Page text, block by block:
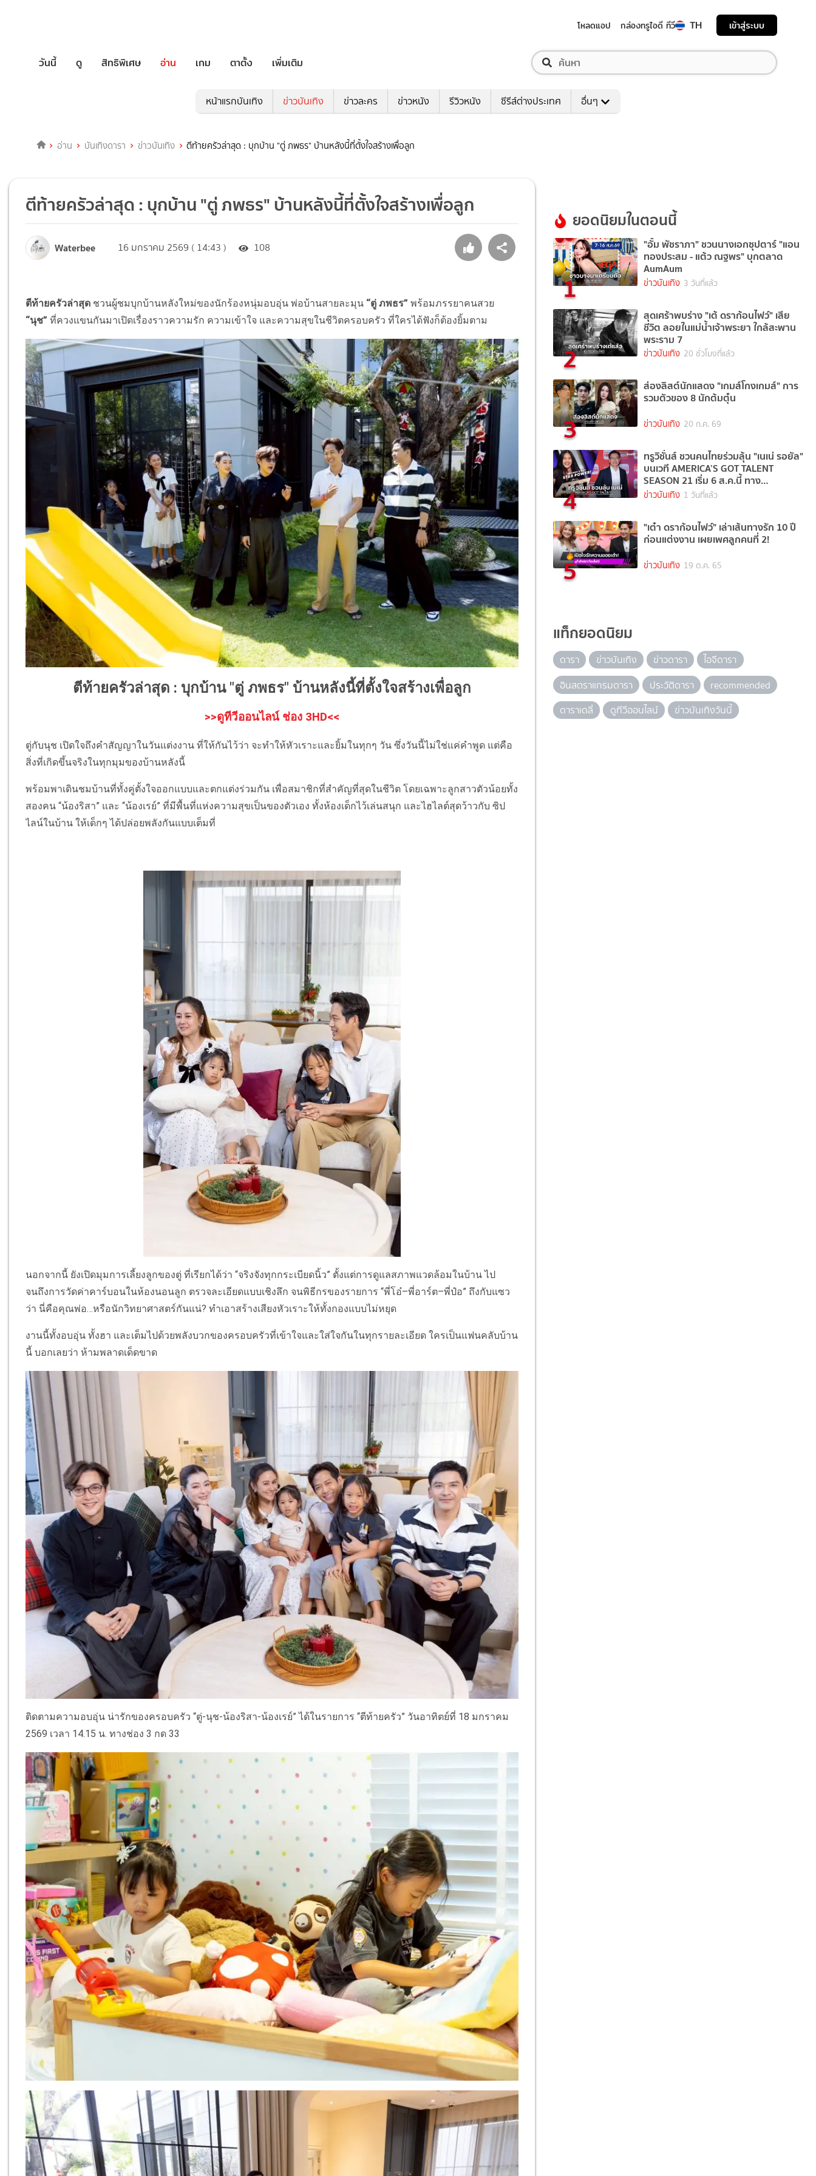
โหลดแอป กล่องทรูไอดี ทีวี TH เข้าสู่ระบบ
วันนี้ ดู สิทธิพิเศษ อ่าน เกม ตาตั้ง เพิ่มเติม
หน้าแรกบันเทิง ข่าวบันเทิง ข่าวละคร ข่าวหนัง รีวิวหนัง ซีรีส์ต่างประเทศ อื่นๆ
อ่าน บันเทิงดารา ข่าวบันเทิง ตีท้ายครัวล่าสุด : บุกบ้าน "ตู่ ภพธร" บ้านหลังนี้ที่ตั้งใจสร้างเพื่อลูก
ตีท้ายครัวล่าสุด : บุกบ้าน "ตู่ ภพธร" บ้านหลังนี้ที่ตั้งใจสร้างเพื่อลูก
Waterbee 16 มกราคม 2569 ( 14:43 ) 108
ตีท้ายครัวล่าสุด ชวนผู้ชมบุกบ้านหลังใหม่ของนักร้องหนุ่มอบอุ่น พ่อบ้านสายละมุน “ตู่ ภพธร” พร้อมภรรยาคนสวย
“นุช” ที่ควงแขนกันมาเปิดเรื่องราวความรัก ความเข้าใจ และความสุขในชีวิตครอบครัว ที่ใครได้ฟังก็ต้องยิ้มตาม
ตีท้ายครัวล่าสุด : บุกบ้าน "ตู่ ภพธร" บ้านหลังนี้ที่ตั้งใจสร้างเพื่อลูก
>>ดูทีวีออนไลน์ ช่อง 3HD<<
ตู่กับนุช เปิดใจถึงคำสัญญาในวันแต่งงาน ที่ให้กันไว้ว่า จะทำให้หัวเราะและยิ้มในทุกๆ วัน ซึ่งวันนี้ไม่ใช่แค่คำพูด แต่คือ
สิ่งที่เกิดขึ้นจริงในทุกมุมของบ้านหลังนี้
พร้อมพาเดินชมบ้านที่ทั้งคู่ตั้งใจออกแบบและตกแต่งร่วมกัน เพื่อสมาชิกที่สำคัญที่สุดในชีวิต โดยเฉพาะลูกสาวตัวน้อยทั้ง
สองคน “น้องริสา” และ “น้องเรย์” ที่มีพื้นที่แห่งความสุขเป็นของตัวเอง ทั้งห้องเด็กไว้เล่นสนุก และไฮไลต์สุดว้าวกับ ซิป
ไลน์ในบ้าน ให้เด็กๆ ได้ปล่อยพลังกันแบบเต็มที่
นอกจากนี้ ยังเปิดมุมการเลี้ยงลูกของตู่ ที่เรียกได้ว่า “จริงจังทุกกระเบียดนิ้ว” ตั้งแต่การดูแลสภาพแวดล้อมในบ้าน ไป
จนถึงการวัดค่าคาร์บอนในห้องนอนลูก ตรวจละเอียดแบบเชิงลึก จนพิธีกรของรายการ “พี่โอ๋–พี่อาร์ต–พี่ป๋อ” ถึงกับแซว
ว่า นี่คือคุณพ่อ…หรือนักวิทยาศาสตร์กันแน่? ทำเอาสร้างเสียงหัวเราะให้ทั้งกองแบบไม่หยุด
งานนี้ทั้งอบอุ่น ทั้งฮา และเต็มไปด้วยพลังบวกของครอบครัวที่เข้าใจและใส่ใจกันในทุกรายละเอียด ใครเป็นแฟนคลับบ้าน
นี้ บอกเลยว่า ห้ามพลาดเด็ดขาด
ติดตามความอบอุ่น น่ารักของครอบครัว “ตู่-นุช-น้องริสา-น้องเรย์” ได้ในรายการ “ตีท้ายครัว” วันอาทิตย์ที่ 18 มกราคม
2569 เวลา 14.15 น. ทางช่อง 3 กด 33
ยอดนิยมในตอนนี้
1
"อั้ม พัชราภา" ชวนนางเอกซุปตาร์ "แอน
ทองประสม - แต้ว ณฐพร" บุกตลาด
AumAum
ข่าวบันเทิง 3 วันที่แล้ว
2
สุดเศร้าพบร่าง "เต้ ดราก้อนไฟว์" เสีย
ชีวิต ลอยในแม่น้ำเจ้าพระยา ใกล้สะพาน
พระราม 7
ข่าวบันเทิง 20 ชั่วโมงที่แล้ว
3
ส่องลิสต์นักแสดง "เกมส์โกงเกมส์" การ
รวมตัวของ 8 นักต้มตุ๋น
ข่าวบันเทิง 20 ก.ค. 69
4
ทรูวิชั่นส์ ชวนคนไทยร่วมลุ้น "เนเน่ รอยัล"
บนเวที AMERICA’S GOT TALENT
SEASON 21 เริ่ม 6 ส.ค.นี้ ทาง
TrueVisions NOW
ข่าวบันเทิง 1 วันที่แล้ว
5
"เต๋า ดราก้อนไฟว์" เล่าเส้นทางรัก 10 ปี
ก่อนแต่งงาน เผยเพศลูกคนที่ 2!
ข่าวบันเทิง 19 ต.ค. 65
แท็กยอดนิยม
ดารา ข่าวบันเทิง ข่าวดารา
ไอจีดารา
อินสตราแกรมดารา
ประวัติดารา
recommended
ดาราเดลี่
ดูทีวีออนไลน์ ข่าวบันเทิงวันนี้